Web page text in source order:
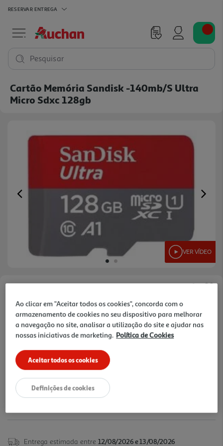
RESERVAR ENTREGA
Pesquisar
Cartão Memória Sandisk -140mb/s Ultra
Micro Sdxc 128gb
Previous
VER VÍDEO
Ref. / EAN:619659200558
O cartão SanDisk Ultra® microSDT UHS-I com
adaptador SD dá-lhe a liberdade de fotografar,
guardar e partilhar mais do que nunca. Com
capacidades até 1TB1, o cartão SanDisk Ultra
microSD tem espaço para ainda mais horas de
vídeo Full HD4 e oferece velocida des de
transferência de até 150MB/s para o ajudar a
39,99 €
Entrega estimada entre 12/08/2026 e 13/08/2026
Ao clicar em "Aceitar todos os cookies", concorda com o
armazenamento de cookies no seu dispositivo para melhorar
a navegação no site, analisar a utilização do site e ajudar nas
nossas iniciativas de marketing. Política de Cookies
Aceitar todos os cookies
Definições de cookies